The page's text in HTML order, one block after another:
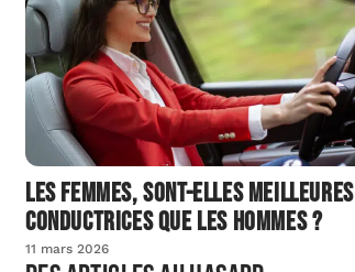
Les femmes, sont-elles meilleures
conductrices que les hommes ?
11 mars 2026